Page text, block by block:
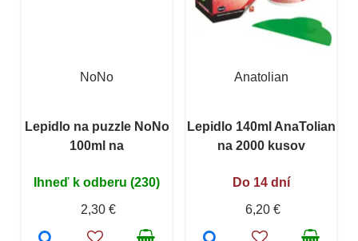
NoNo
Lepidlo na puzzle NoNo
100ml na
Ihneď k odberu (230)
2,30 €
Anatolian
Lepidlo 140ml AnaTolian
na 2000 kusov
Do 14 dní
6,20 €